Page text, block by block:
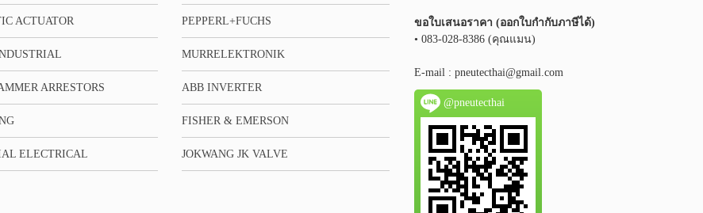
ACTUATOR
ARRESTORS
ELECTRICAL
PEPPERL+FUCHS
MURRELEKTRONIK
ABB INVERTER
FISHER & EMERSON
JOKWANG JK VALVE
ขอใบเสนอราคา (ออกใบกำกับภาษีได้)
• 083-028-8386 (คุณแมน)
E-mail : pneutecthai@gmail.com
@pneutecthai